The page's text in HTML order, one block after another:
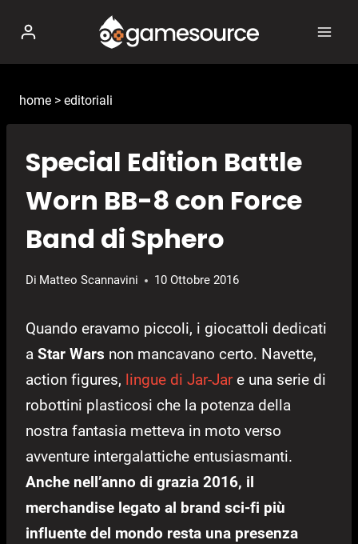
contenuto
home > editoriali
Special Edition Battle
Worn BB-8 con Force
Band di Sphero
Di Matteo Scannavini 10 Ottobre 2016
Quando eravamo piccoli, i giocattoli dedicati
a Star Wars non mancavano certo. Navette,
action figures, lingue di Jar-Jare una serie di
robottini plasticosi che la potenza della
nostra fantasia metteva in moto verso
avventure intergalattiche entusiasmanti.
Anche nell’anno di grazia 2016, il
merchandise legato al brand sci-fi più
influente del mondo resta una presenza